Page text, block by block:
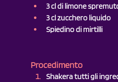
3 cl di limone
3 cl zucchero liquido
Spiedino di mirtilli
Procedimento
Shakera tutti gli